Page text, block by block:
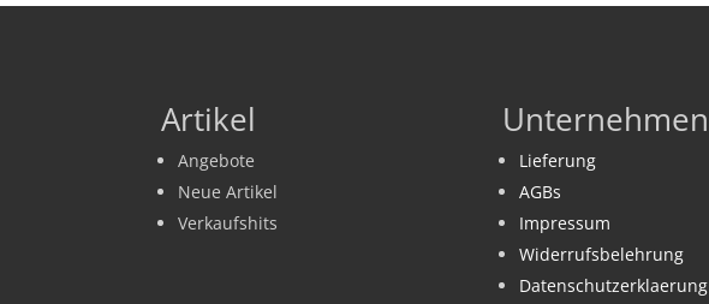
Artikel
Angebote
Neue Artikel
Verkaufshits
Unternehmen
Lieferung
AGBs
Impressum
Widerrufsbelehrung
Datenschutzerklaerung